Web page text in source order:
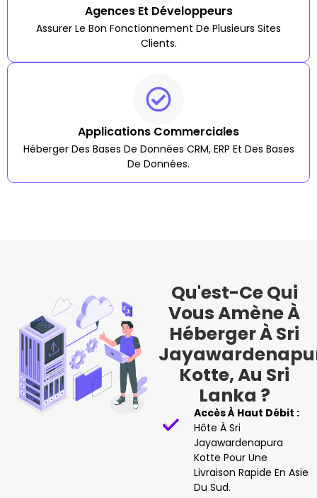
Agences Et Développeurs
Assurer Le Bon Fonctionnement De Plusieurs Sites
Clients.
Applications Commerciales
Héberger Des Bases De Données CRM, ERP Et Des Bases
De Données.
Qu'est-Ce Qui
Vous Amène À
Héberger À Sri
Kotte, Au Sri
Lanka ?
Accès À Haut Débit :
Hôte À Sri
Jayawardenapura
Kotte Pour Une
Livraison Rapide En Asie
Du Sud.